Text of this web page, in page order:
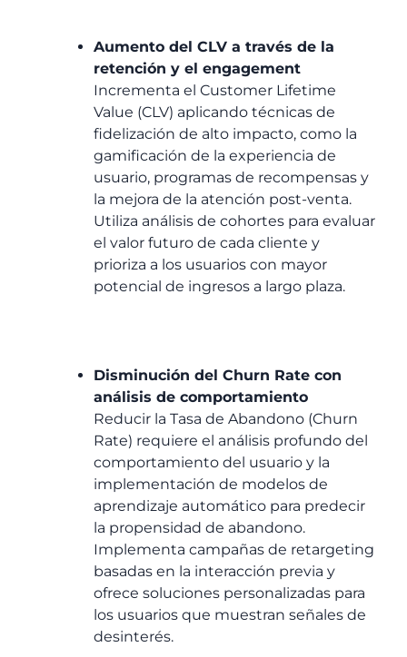
Aumento del CLV a través de la
retención y el engagement
Incrementa el Customer Lifetime
Value (CLV) aplicando técnicas de
fidelización de alto impacto, como la
gamificación de la experiencia de
usuario, programas de recompensas y
la mejora de la atención post-venta.
Utiliza análisis de cohortes para evaluar
el valor futuro de cada cliente y
prioriza a los usuarios con mayor
potencial de ingresos a largo plaza.
Disminución del Churn Rate con
análisis de comportamiento
Reducir la Tasa de Abandono (Churn
Rate) requiere el análisis profundo del
comportamiento del usuario y la
implementación de modelos de
aprendizaje automático para predecir
la propensidad de abandono.
Implementa campañas de retargeting
basadas en la interacción previa y
ofrece soluciones personalizadas para
los usuarios que muestran señales de
desinterés.